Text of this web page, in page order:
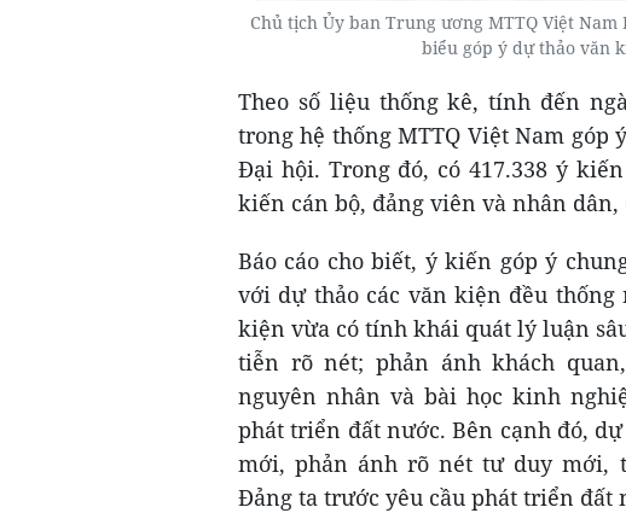
Chủ tịch Ủy ban Trung ương MTTQ Việt
biểu góp ý dự thảo văn
Theo số liệu thống kê, tính đến
trong hệ thống MTTQ Việt Nam
Đại hội. Trong đó, có 417.338 ý
kiến cán bộ, đảng viên và nhân dân,
Báo cáo cho biết, ý kiến góp ý
với dự thảo các văn kiện đều
kiện vừa có tính khái quát lý luận
tiễn rõ nét; phản ánh khách
nguyên nhân và bài học kinh
phát triển đất nước. Bên cạnh đó,
mới, phản ánh rõ nét tư duy mới,
Đảng ta trước yêu cầu phát triển